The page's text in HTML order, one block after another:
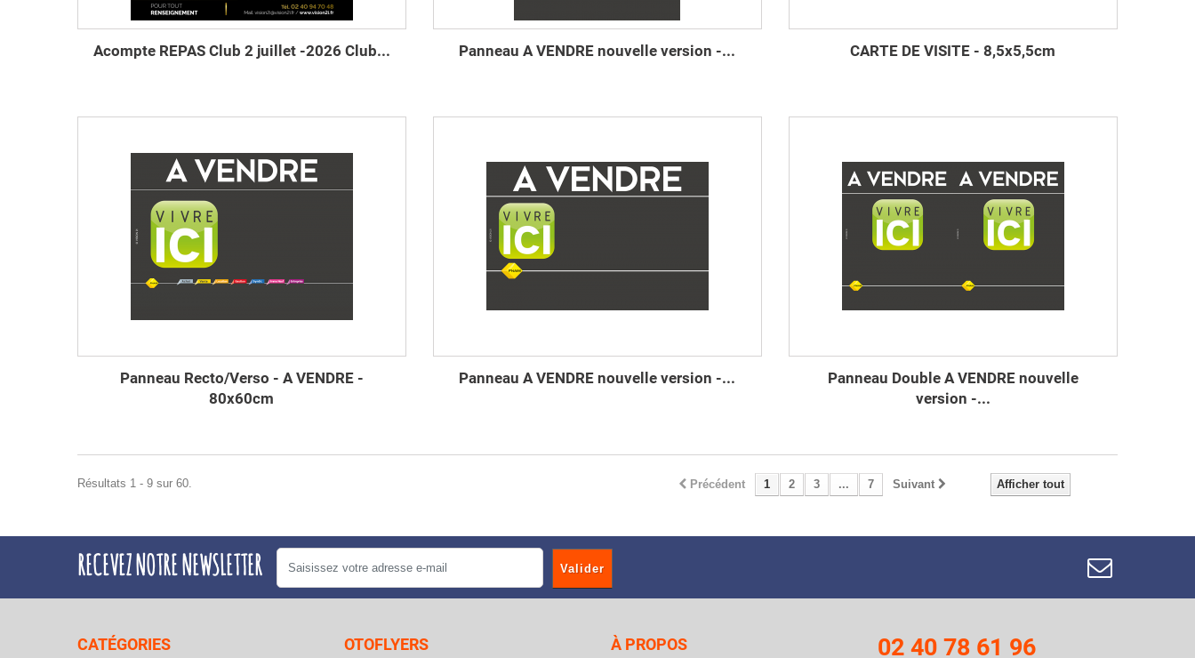
Acompte REPAS Club 2 juillet -2026 Club... Panneau A VENDRE nouvelle version -... CARTE DE VISITE - 8,5x5,5cm
Panneau Recto/Verso - A VENDRE -
80x60cm
Panneau A VENDRE nouvelle version -...
Panneau Double A VENDRE nouvelle
version -...
Afficher tout
Précédent 1 2 3 ... 7 Suivant
Résultats 1 - 9 sur 60.
RECEVEZ NOTRE NEWSLETTER Valider
CATÉGORIES OTOFLYERS À PROPOS 02 40 78 61 96